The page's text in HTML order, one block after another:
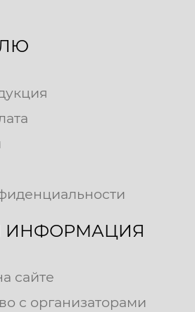
ИНФОРМАЦИЯ
сайте
с организаторами